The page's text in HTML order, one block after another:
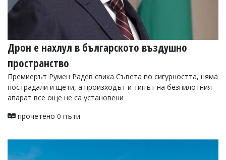
отговорност
за
откриете
обиден
вас
коментар,
моля
сигнализирайте
Дрон е нахлул в българското въздушно
пространство
Премиерът Румен Радев свика Съвета по сигурността, няма
пострадали и щети, а произходът и типът на безпилотния
апарат все още не са установени
прочетено 0 пъти